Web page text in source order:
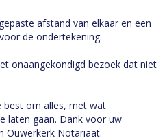
afstand van elkaar en een
de ondertekening.
onaangekondigd bezoek dat niet
best om alles, met wat
laten gaan. Dank voor uw
Ouwerkerk Notariaat.